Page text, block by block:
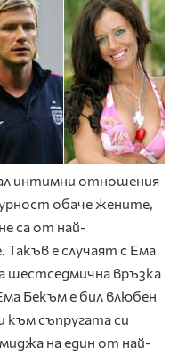
интимни отношения
обаче жените,
са от най-
е случаят с Ема
шестседмична връзка
Бекъм е бил влюбен
към съпругата си
на един от най-